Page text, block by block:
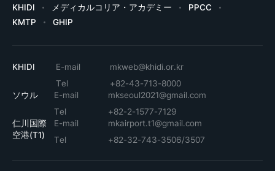
KHIDI メディカルコリア・アカデミー
PPCC
KMTP
GHIP
KHIDI E-mail
mkweb@khidi.or.kr
Tel
+82-43-713-8000
ソウル
E-mail
mkseoul2021@gmail.com
Tel
+82-2-1577-7129
仁川国際
空港(T1)
E-mail
mkairport.t1@gmail.com
Tel
+82-32-743-3506/3507